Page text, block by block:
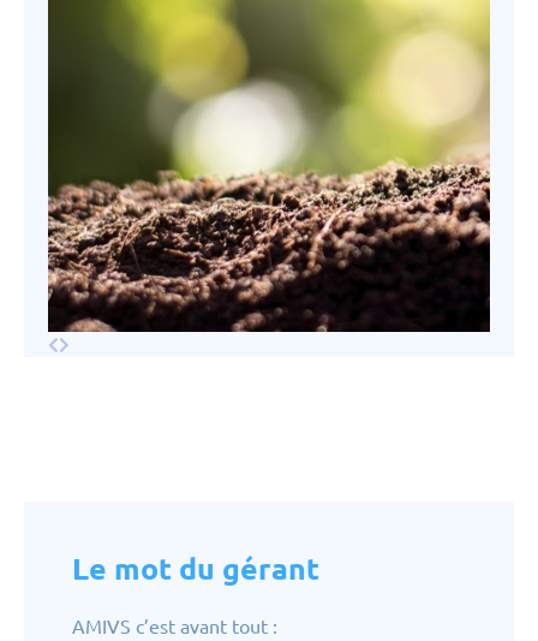
Le mot du gérant
AMIVS c’est avant tout :